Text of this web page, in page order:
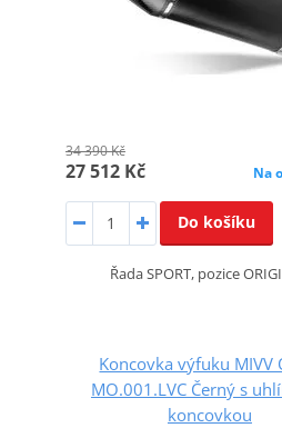
34 390 Kč
27 512 Kč Na
Do košíku
Řada SPORT, pozice
Koncovka výfuku MIVV
MO.001.LVC Černý s
koncovkou